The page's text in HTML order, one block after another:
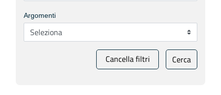
Argomenti
Cancella filtri Cerca